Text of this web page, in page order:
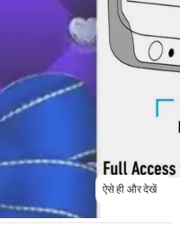
ऐसे ही और देखें